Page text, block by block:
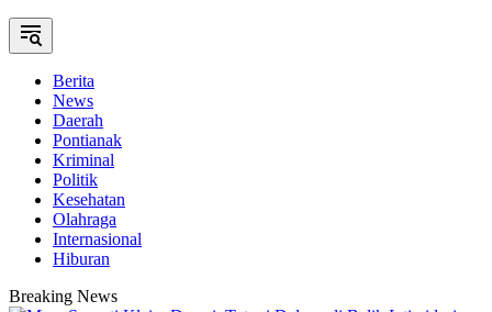
Berita
News
Daerah
Pontianak
Kriminal
Politik
Kesehatan
Olahraga
Internasional
Hiburan
Breaking News